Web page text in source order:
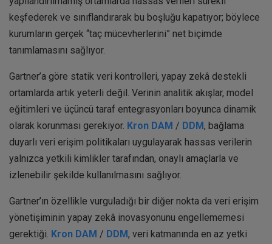
keşfederek ve sınıflandırarak bu boşluğu kapatıyor; böylece
kurumların gerçek “taç mücevherlerini” net biçimde
tanımlamasını sağlıyor.
Gartner’a göre statik veri kontrolleri, yapay zekâ destekli
ortamlarda artık yeterli değil. Verinin analitik akışlar, model
eğitimleri ve üçüncü taraf entegrasyonları boyunca dinamik
olarak korunması gerekiyor. Kron DAM / DDM, bağlama
duyarlı veri erişim politikaları uygulayarak hassas verilerin
yalnızca yetkili kimlikler tarafından, onaylı amaçlarla ve
izlenebilir şekilde kullanılmasını sağlıyor.
Gartner’ın özellikle vurguladığı bir diğer nokta da veri erişim
yönetişiminin yapay zekâ inovasyonunu engellememesi
gerektiği. Kron DAM / DDM, veri katmanında en az yetki